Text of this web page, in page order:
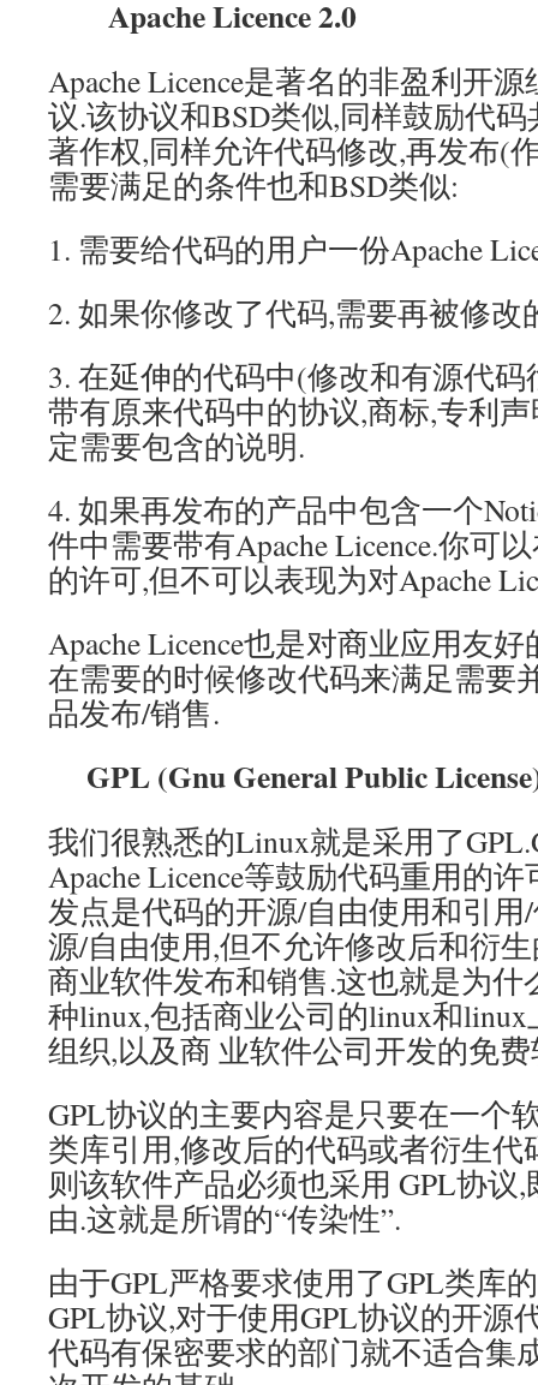
Apache Licence 2.0
Apache Licence是著名的非盈利开
议.该协议和BSD类似,同样鼓励代
著作权,同样允许代码修改,再发布(
需要满足的条件也和BSD类似:
1. 需要给代码的用户一份Apache
2. 如果你修改了代码,需要再被修改
3. 在延伸的代码中(修改和有源代
带有原来代码中的协议,商标,专利
定需要包含的说明.
4. 如果再发布的产品中包含一个
件中需要带有Apache Licence.你可
的许可,但不可以表现为对Apache
Apache Licence也是对商业应用友
在需要的时候修改代码来满足需要
品发布/销售.
GPL (Gnu General Public
我们很熟悉的Linux就是采用了
Apache Licence等鼓励代码重用的
发点是代码的开源/自由使用和引
源/自由使用,但不允许修改后和衍
商业软件发布和销售.这也就是为
种linux,包括商业公司的linux和
组织,以及商 业软件公司开发的免
GPL协议的主要内容是只要在一个
类库引用,修改后的代码或者衍生代
则该软件产品必须也采用 GPL协议
由.这就是所谓的“传染性”.
由于GPL严格要求使用了GPL类库
GPL协议,对于使用GPL协议的开源
代码有保密要求的部门就不适合集